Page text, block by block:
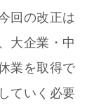
回の改正は
大企業・中
業を取得で
ていく必要